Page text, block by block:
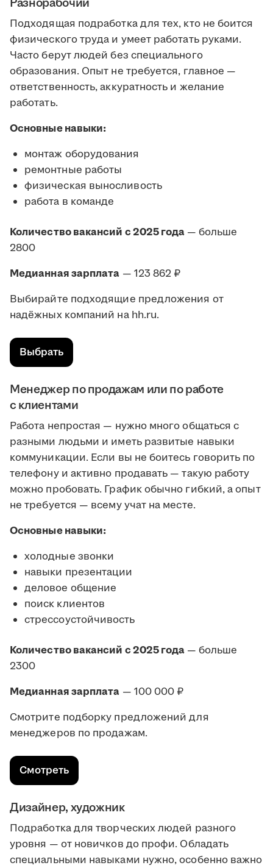
Подходящая подработка для тех, кто не боится
физического труда и умеет работать руками.
Часто берут людей без специального
образования. Опыт не требуется, главное —
ответственность, аккуратность и желание
работать.
Основные навыки:
монтаж оборудования
ремонтные работы
физическая выносливость
работа в команде
Количество вакансий с 2025 года — больше
2800
Медианная зарплата — 123 862 ₽
Выбирайте подходящие предложения от
надёжных компаний на hh.ru.
Выбрать
Менеджер по продажам или по работе
с клиентами
Работа непростая — нужно много общаться с
разными людьми и иметь развитые навыки
коммуникации. Если вы не боитесь говорить по
телефону и активно продавать — такую работу
можно пробовать. График обычно гибкий, а опыт
не требуется — всему учат на месте.
Основные навыки:
холодные звонки
навыки презентации
деловое общение
поиск клиентов
стрессоустойчивость
Количество вакансий с 2025 года — больше
2300
Медианная зарплата — 100 000 ₽
Смотрите подборку предложений для
менеджеров по продажам.
Смотреть
Дизайнер, художник
Подработка для творческих людей разного
уровня — от новичков до профи. Обладать
специальными навыками нужно, особенно важно